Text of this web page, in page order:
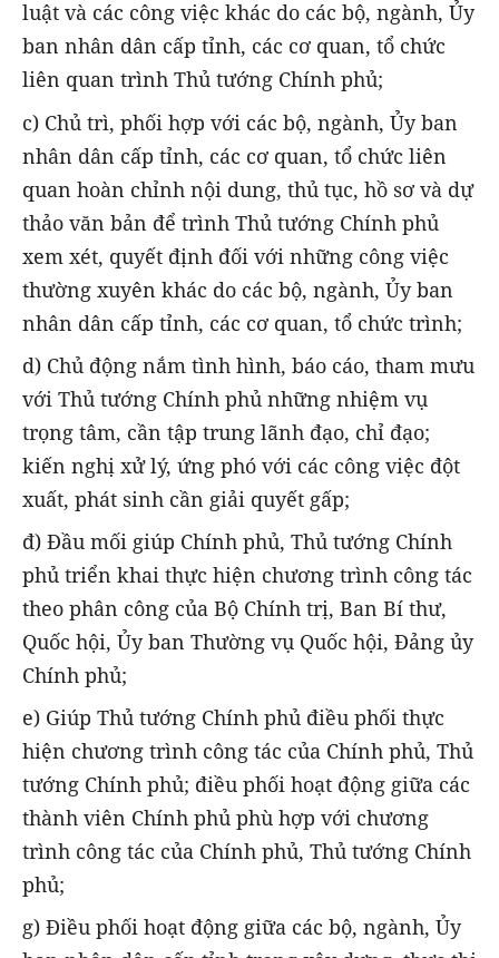
luật và các công việc khác do các bộ, ngành, Ủy
ban nhân dân cấp tỉnh, các cơ quan, tổ chức
liên quan trình Thủ tướng Chính phủ;
c) Chủ trì, phối hợp với các bộ, ngành, Ủy ban
nhân dân cấp tỉnh, các cơ quan, tổ chức liên
quan hoàn chỉnh nội dung, thủ tục, hồ sơ và dự
thảo văn bản để trình Thủ tướng Chính phủ
xem xét, quyết định đối với những công việc
thường xuyên khác do các bộ, ngành, Ủy ban
nhân dân cấp tỉnh, các cơ quan, tổ chức trình;
d) Chủ động nắm tình hình, báo cáo, tham mưu
với Thủ tướng Chính phủ những nhiệm vụ
trọng tâm, cần tập trung lãnh đạo, chỉ đạo;
kiến nghị xử lý, ứng phó với các công việc đột
xuất, phát sinh cần giải quyết gấp;
đ) Đầu mối giúp Chính phủ, Thủ tướng Chính
phủ triển khai thực hiện chương trình công tác
theo phân công của Bộ Chính trị, Ban Bí thư,
Quốc hội, Ủy ban Thường vụ Quốc hội, Đảng ủy
Chính phủ;
e) Giúp Thủ tướng Chính phủ điều phối thực
hiện chương trình công tác của Chính phủ, Thủ
tướng Chính phủ; điều phối hoạt động giữa các
thành viên Chính phủ phù hợp với chương
trình công tác của Chính phủ, Thủ tướng Chính
phủ;
g) Điều phối hoạt động giữa các bộ, ngành, Ủy